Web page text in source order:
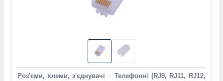
Роз'єми, клеми, з'єднувачі > Телефонні (RJ9, RJ11, RJ12,